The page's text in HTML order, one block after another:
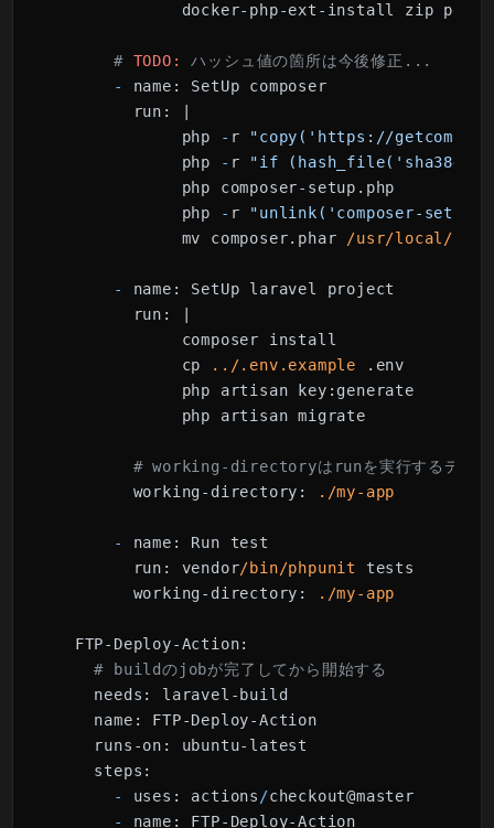
docker-php-ext-install zip
# TODO:
ハッシュ値の箇所は今後修正...
-
name:
SetUp composer
run:
php
- r
"copy('https://
php
- r
"if (hash_file('sha384',
php composer-setup.php
php
- r
"unlink('composer-
mv composer.phar /usr/local/bin/
- name:
SetUp laravel project
run:
composer install
cp
../.env.example .env
php artisan key:generate
php artisan migrate
# working-directoryはrunを実行するディレ
working-directory:
./my-app
- name:
Run test
run:
vendor/bin/phpunit
tests
working-directory:
./my-app
FTP-Deploy-Action:
# buildのjobが完了してから開始する
needs:
laravel-build
name:
FTP-Deploy-Action
runs-on:
ubuntu-latest
steps:
-
uses: actions/checkout@master
-
name: FTP-Deploy-Action